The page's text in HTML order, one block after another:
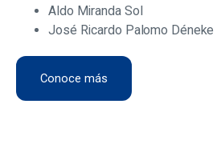
Aldo Miranda Sol
José Ricardo Palomo Déneke
Conoce más